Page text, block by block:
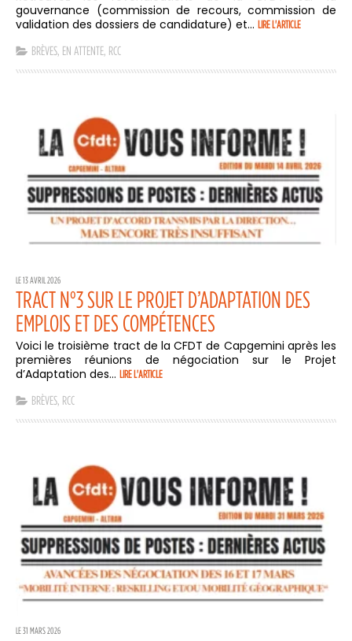
gouvernance (commission de recours, commission de
validation des dossiers de candidature) et... LIRE L'ARTICLE
BRÈVES EN ATTENTE RCC
LE 13 AVRIL 2026
TRACT N°3 SUR LE PROJET D’ADAPTATION DES
EMPLOIS ET DES COMPÉTENCES
Voici le troisième tract de la CFDT de Capgemini après les
premières réunions de négociation sur le Projet
d’Adaptation des... LIRE L'ARTICLE
BRÈVES RCC
LE 31 MARS 2026